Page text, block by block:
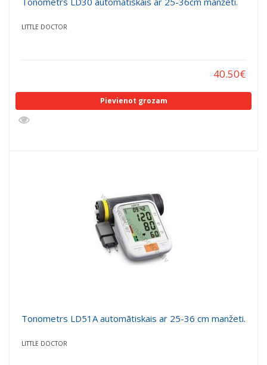
LITTLE DOCTOR
40.50€
Pievienot grozam
Tonometrs LD51A automātiskais ar 25-36 cm manžeti.
LITTLE DOCTOR